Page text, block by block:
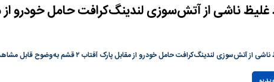
آتش‌سوزی لندینگ‌کرافت حامل خودرو از مقابل پارک آفتاب ۲ قشم به‌وضوح قابل مشاهده است.
رصد شوند